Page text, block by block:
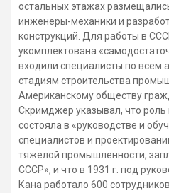
остальных этажах
инженеры-механики и
конструкций. Для работы в
укомплектована
входили специалисты по всем
стадиям строительства
Американскому обществу
Скримджер указывал, что
состояла в «руководстве и
специалистов и
тяжелой промышленности,
СССР», и что в 1931 г. под
Кана работало 600